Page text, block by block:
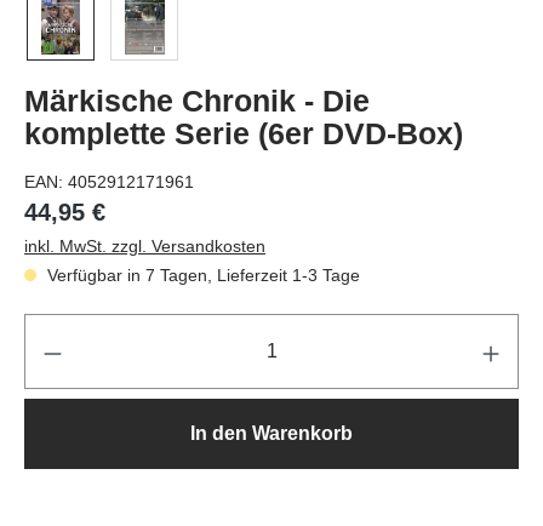
Märkische Chronik - Die
komplette Serie (6er DVD-Box)
EAN: 4052912171961
44,95 €
inkl. MwSt. zzgl. Versandkosten
Verfügbar in 7 Tagen, Lieferzeit 1-3 Tage
In den Warenkorb